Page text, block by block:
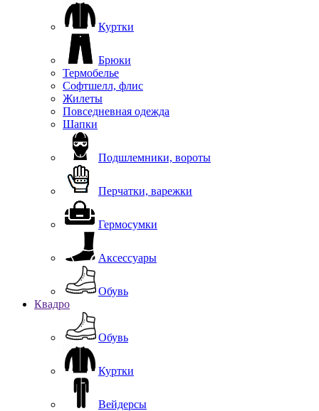
Куртки
Брюки
Термобелье
Софтшелл, флис
Жилеты
Повседневная одежда
Шапки
Подшлемники, вороты
Перчатки, варежки
Гермосумки
Аксессуары
Обувь
Квадро
Обувь
Куртки
Вейдерсы